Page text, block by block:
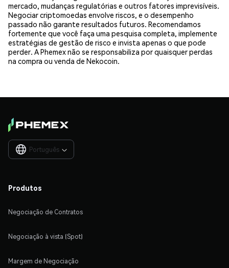
mercado, mudanças regulatórias e outros fatores imprevisíveis.
Negociar criptomoedas envolve riscos, e o desempenho
passado não garante resultados futuros. Recomendamos
fortemente que você faça uma pesquisa completa, implemente
estratégias de gestão de risco e invista apenas o que pode
perder. A Phemex não se responsabiliza por quaisquer perdas
na compra ou venda de Nekocoin.
Português 
Produtos
Negociação de Contratos
Negociação à vista (Spot)
Margem de Negociação